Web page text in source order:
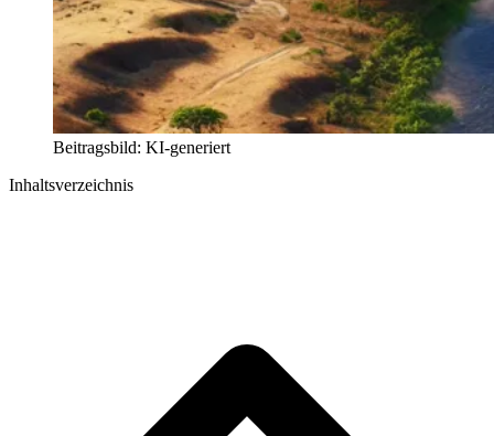
Beitragsbild: KI-generiert
Inhaltsverzeichnis